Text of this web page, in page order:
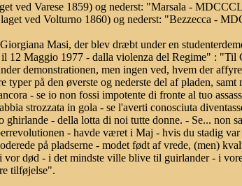
ved Varese 1859) og nederst: "Marsala -
ved Volturno 1860) og nederst: "Bezzecca -
Masi, der blev dræbt under en
Maggio 1977 - dalla violenza del Regime" : "Til
demonstrationen, men ingen ved, hvem der
på den øverste og nederste del af pladen, samt
- se io non fossi impotente di fronte al tuo
strozzata in gola - se l'averti conosciuta
- della lotta di noi tutte donne. - Se... non
- havde været i Maj - hvis du stadig
på pladserne - modet født af vrede, (men)
død - i det mindste ville blive til guirlander - i
tilføjelse".